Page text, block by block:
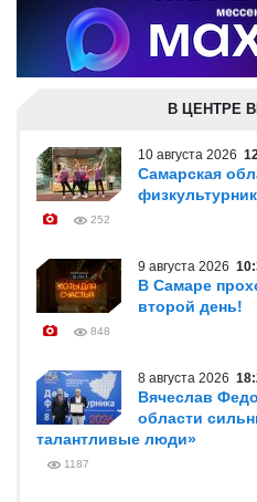
В ЦЕНТРЕ
10 августа 2026
Самарская
252
9 августа 2026
В Самаре
второй день!
848
8 августа 2026
Вячеслав
области
талантливые люди»
1187